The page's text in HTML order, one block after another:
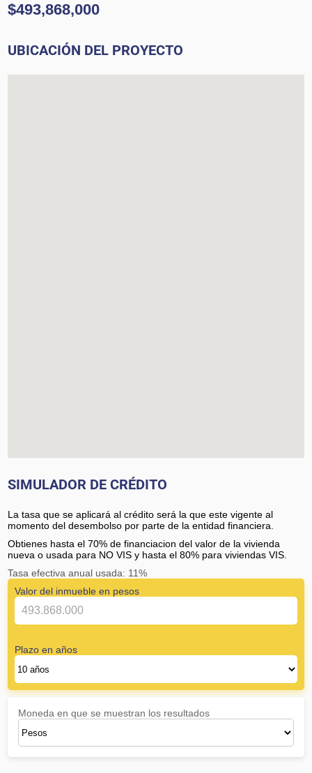
$493,868,000
UBICACIÓN DEL PROYECTO
SIMULADOR DE CRÉDITO
La tasa que se aplicará al crédito será la que este vigente al
momento del desembolso por parte de la entidad financiera.
Obtienes hasta el 70% de financiacion del valor de la vivienda
nueva o usada para NO VIS y hasta el 80% para viviendas VIS.
Tasa efectiva anual usada: 11%
Valor del inmueble en pesos
Plazo en años
Moneda en que se muestran los resultados